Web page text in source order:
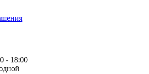
- 18:00